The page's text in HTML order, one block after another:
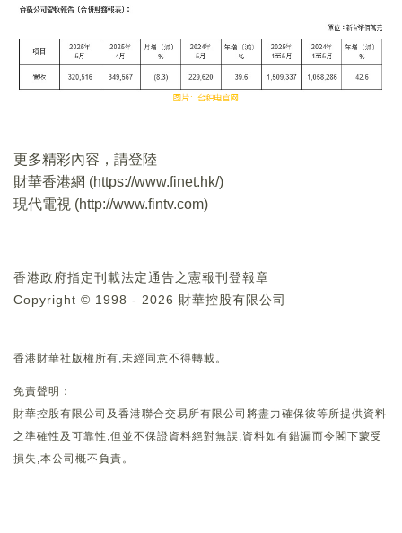
更多精彩內容，請登陸
財華香港網 (https://www.finet.hk/)
現代電視 (http://www.fintv.com)
香港政府指定刊載法定通告之憲報刊登報章
Copyright © 1998 - 2026 財華控股有限公司
香港財華社版權所有,未經同意不得轉載。
免責聲明：
財華控股有限公司及香港聯合交易所有限公司將盡力確保彼等所提供資料
之準確性及可靠性,但並不保證資料絕對無誤,資料如有錯漏而令閣下蒙受
損失,本公司概不負責。